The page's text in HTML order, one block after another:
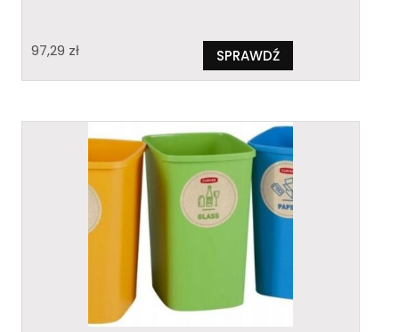
97,29 zł SPRAWDŹ